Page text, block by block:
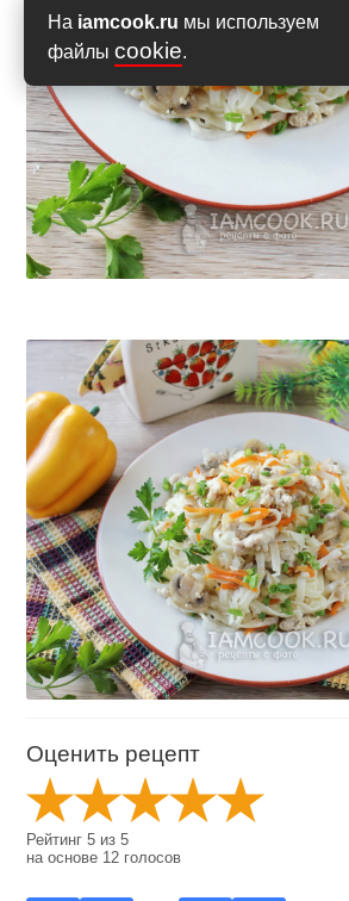
На iamcook.ru мы используем
файлы cookie.
Оценить рецепт
Рейтинг5 из5
на основе 12 голосов